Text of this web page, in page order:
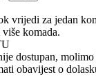
vrijedi za jedan
komada.
dostupan,
obavijest o